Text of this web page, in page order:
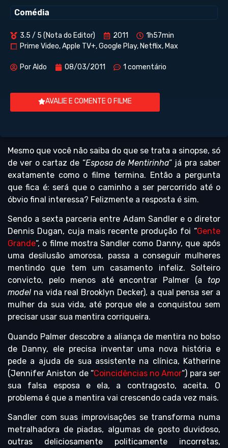
Comédia
3.5 / 5 (Nota do Editor) 2011
1h57min
Prime Video, Apple TV+, Google Play, Netflix, Max
PorAldo 08/03/2011 1 comentário
AVALIE E COMENTE O FILME
Mesmo que você não saiba do que se trata a sinopse, só
de ver o cartaz de “Esposa de Mentirinha” já pra saber
exatamente como o filme termina. Então a pergunta
que fica é: será que o caminho a ser percorrido até o
óbvio final interessa? Felizmente a resposta é sim.
Sendo a sexta parceria entre Adam Sandler e o diretor
Dennis Dugan, cuja mais recente produção foi “Gente
Grande“, o filme mostra Sandler como Danny, que após
uma desilusão amorosa, passa a conseguir mulheres
mentindo que tem um casamento infeliz. Solteiro
convicto, pelo menos até encontrar Palmer (a top
model na vida real Brooklyn Decker), a qual pensa ser a
mulher da sua vida, até porque ele a conquistou sem
precisar usar sua mentira corriqueira.
Quando Palmer descobre a aliança de mentira no bolso
de Danny, ele precisa inventar uma nova história e
pede a ajuda de sua assistente na clínica, Katherine
(Jennifer Aniston de “Coincidências no Amor“) para ser
sua falsa esposa e ela, a contragosto, aceita. O
problema é que a mentira vai crescendo cada vez mais.
Sandler com suas improvisações se transforma numa
metralhadora de piadas, algumas de gosto duvidoso,
outras deliciosamente politicamente incorretas,